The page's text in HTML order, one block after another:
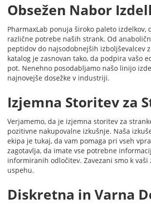
Obsežen Nabor
PharmaxLab ponuja široko paleto izdelkov,
različne potrebe naših strank. Od
peptidov do najsodobnejših izboljševalcev
katalog je zasnovan tako, da podpira vašo
pot. Nenehno posodabljamo našo linijo
najnovejše dosežke v industriji.
Izjemna Storitev za
Verjamemo, da je izjemna storitev za
pozitivne nakupovalne izkušnje. Naša
ekipa je tukaj, da vam pomaga pri vseh
zagotavlja, da imate vse potrebne
informiranih odločitev. Zavezani smo k vaši
uspehu.
Diskretna in Varna